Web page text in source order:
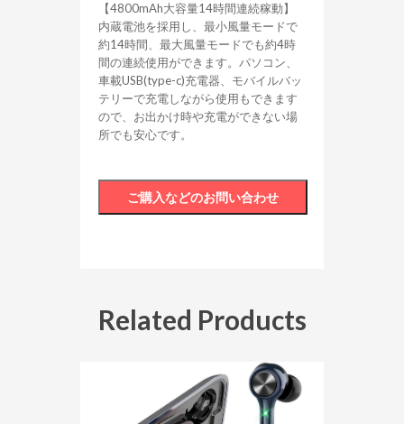
【4800mAh大容量14時間連続稼動】
内蔵電池を採用し、最小風量モードで
約14時間、最大風量モードでも約4時
間の連続使用ができます。パソコン、
車載USB(type-c)充電器、モバイルバッ
テリーで充電しながら使用もできます
ので、お出かけ時や充電ができない場
所でも安心です。
Related Products